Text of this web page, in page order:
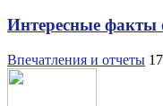
Интересные
Впечатления и отчеты